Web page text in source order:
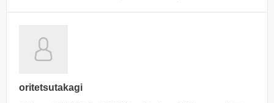
oritetsutakagi